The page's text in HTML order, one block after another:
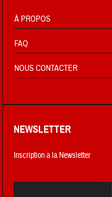
À PROPOS
FAQ
NOUS CONTACTER
NEWSLETTER
Inscription a la Newsletter